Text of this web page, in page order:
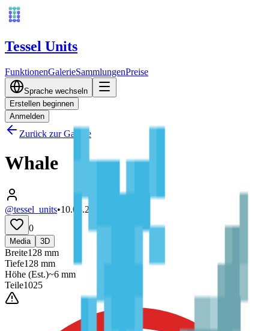
Tessel Units
FunktionenGalerieSammlungenPreise
Sprache wechseln
Erstellen beginnen
Anmelden
Zurück zur Galerie
Whale
@tessel_units•10.03.2026
0
Media 3D
Breite128 mm
Tiefe128 mm
Höhe (Est.)~6 mm
Teile1025